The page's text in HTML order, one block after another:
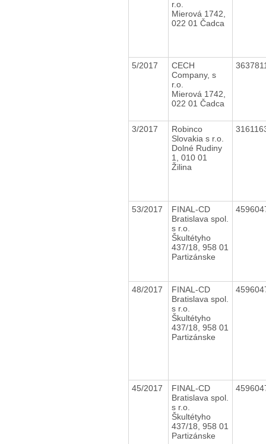
r.o.
Mierová 1742,
022 01 Čadca
5/2017
CECH
Company, s
r.o.
Mierová 1742,
022 01 Čadca
3/2017
Robinco
Slovakia s r.o.
Dolné Rudiny
1, 010 01
Žilina
53/2017
FINAL-CD
Bratislava spol.
s r.o.
Škultétyho
437/18, 958 01
Partizánske
48/2017
FINAL-CD
Bratislava spol.
s r.o.
Škultétyho
437/18, 958 01
Partizánske
45/2017
FINAL-CD
Bratislava spol.
s r.o.
Škultétyho
437/18, 958 01
Partizánske